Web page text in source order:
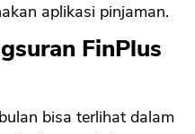
aplikasi pinjaman.
FinPlus
bisa terlihat dalam